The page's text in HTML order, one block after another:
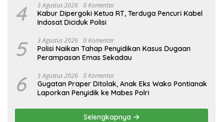
4 3 Agustus 2026 0 Komentar
Kabur Dipergoki Ketua RT, Terduga Pencuri Kabel
Indosat Diciduk Polisi
5 3 Agustus 2026 0 Komentar
Polisi Naikan Tahap Penyidikan Kasus Dugaan
Perampasan Emas Sekadau
6 3 Agustus 2026 0 Komentar
Gugatan Praper Ditolak, Anak Eks Wako Pontianak
Laporkan Penyidik ke Mabes Polri
Selengkapnya